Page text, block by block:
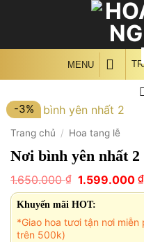
MENU
-3%
Trang chủ / Hoa tang lễ
Nơi bình yên nhất 2
1.650.000₫ Giá
gốc
là:
1.650.000 ₫.
1.599.000 ₫
Khuyến mãi HOT:
*Giao hoa tươi tận nơi
trên 500k)